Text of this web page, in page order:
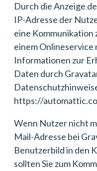
Durch die Anzeige
IP-Adresse der
eine Kommunikation
einem
Informationen zur
Daten durch
https://
Wenn Nutzer nicht
Mail-Adresse bei
Benutzerbild in den
sollten Sie zum